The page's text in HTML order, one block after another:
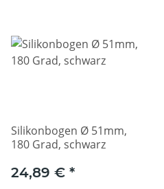
Silikonbogen Ø 51mm,
180 Grad, schwarz
24,89 € *